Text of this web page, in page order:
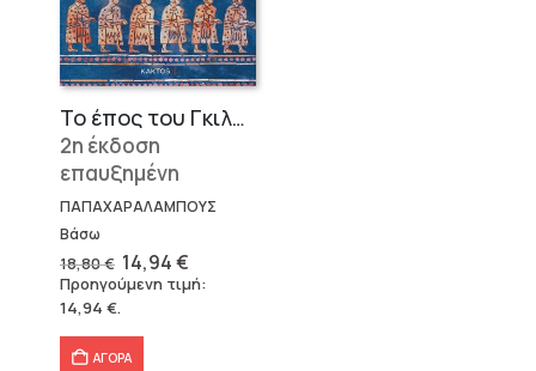
Το έπος του Γκιλγκαμές
2η έκδοση
επαυξημένη
ΠΑΠΑΧΑΡΑΛΑΜΠΟΥΣ
Βάσω
18,80€ Original
price
was:
18,80 €.
14,94€Η
τρέχουσα
τιμή
Προηγούμενη τιμή:
14,94 €.
ΑΓΟΡΑ